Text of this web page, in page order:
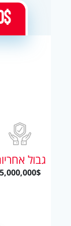
גבול
5,000,000$